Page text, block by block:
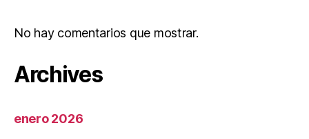
No hay comentarios que mostrar.
Archives
enero 2026